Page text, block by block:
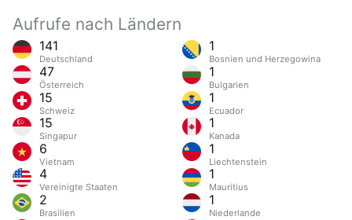
Aufrufe nach Ländern
141
Deutschland
47
Österreich
15
Schweiz
15
Singapur
6
Vietnam
4
Vereinigte Staaten
2
Brasilien
1
Bosnien und Herzegowina
1
Bulgarien
1
Ecuador
1
Kanada
1
Liechtenstein
1
Mauritius
1
Niederlande